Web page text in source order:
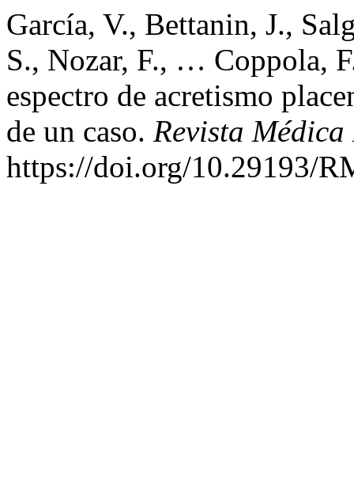
García, V., Bettanin, J.,
S., Nozar, F., … Coppola,
espectro de acretismo
de un caso. Revista
https://doi.org/10.29193/